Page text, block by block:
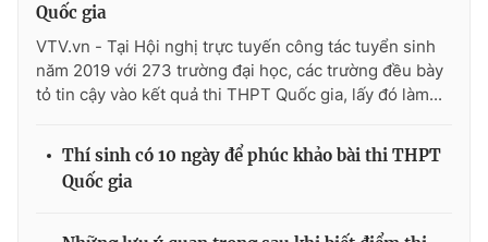
Cơ quan chủ quản:
Cơ quan báo chí: Thời báo VTV
Giấy phép hoạt động báo in và báo điện tử số 483/GP-BTTTT
cấp ngày 29/12/2023
Phó Tổng Biên tập:
Nguyễn Thị Mỹ Hạnh, Phạm Quốc Thắng,
Nguyễn Trọng Ninh
Quốc gia
VTV.vn - Tại Hội nghị trực tuyến công tác tuyển sinh
năm 2019 với 273 trường đại học, các trường đều bày
tỏ tin cậy vào kết quả thi THPT Quốc gia, lấy đó làm...
Thí sinh có 10 ngày để phúc khảo bài thi THPT
Quốc gia